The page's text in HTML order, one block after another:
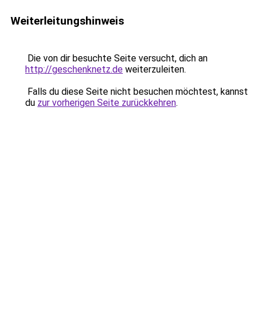
Weiterleitungshinweis
Die von dir besuchte Seite versucht, dich an
http://geschenknetz.de weiterzuleiten.
Falls du diese Seite nicht besuchen möchtest, kannst
du zur vorherigen Seite zurückkehren.